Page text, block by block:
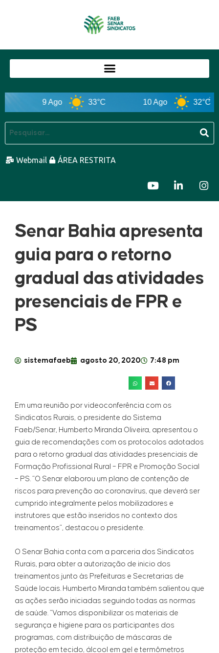
9 Ago 33°C 10 Ago 32°C
Webmail ÁREA RESTRITA
Senar Bahia apresenta
guia para o retorno
gradual das atividades
presenciais de FPR e
PS
sistemafaeb agosto 20, 2020 7:48 pm
Em uma reunião por videoconferência com os
Sindicatos Rurais, o presidente do Sistema
Faeb/Senar, Humberto Miranda Oliveira, apresentou o
guia de recomendações com os protocolos adotados
para o retorno gradual das atividades presenciais de
Formação Profissional Rural – FPR e Promoção Social
– PS. “O Senar elaborou um plano de contenção de
riscos para prevenção ao coronavírus, que deverá ser
cumprido integralmente pelos mobilizadores e
instrutores que estão inseridos no contexto dos
treinamentos”, destacou o presidente.
O Senar Bahia conta com a parceria dos Sindicatos
Rurais, para obter a autorização de inicio dos
treinamentos junto às Prefeituras e Secretarias de
Saúde locais. Humberto Miranda também salientou que
as ações serão iniciadas seguindo todas as normas
de saúde. “Vamos disponibilizar os materiais de
segurança e higiene para os participantes dos
programas, com distribuição de máscaras de
proteção em tecido, álcool em gel e termômetros